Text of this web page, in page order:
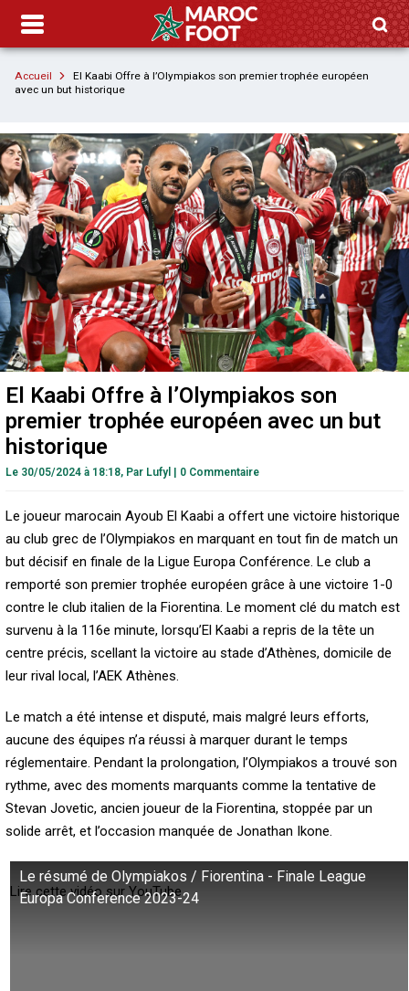
Accueil
El Kaabi Offre à l’Olympiakos son premier trophée européen
avec un but historique
El Kaabi Offre à l’Olympiakos son
premier trophée européen avec un but
historique
Le 30/05/2024 à 18:18, Par Lufyl 0 Commentaire
Le joueur marocain Ayoub El Kaabi a offert une victoire historique
au club grec de l’Olympiakos en marquant en tout fin de match un
but décisif en finale de la Ligue Europa Conférence. Le club a
remporté son premier trophée européen grâce à une victoire 1-0
contre le club italien de la Fiorentina. Le moment clé du match est
survenu à la 116e minute, lorsqu’El Kaabi a repris de la tête un
centre précis, scellant la victoire au stade d’Athènes, domicile de
leur rival local, l’AEK Athènes.
Le match a été intense et disputé, mais malgré leurs efforts,
aucune des équipes n’a réussi à marquer durant le temps
réglementaire. Pendant la prolongation, l’Olympiakos a trouvé son
rythme, avec des moments marquants comme la tentative de
Stevan Jovetic, ancien joueur de la Fiorentina, stoppée par un
solide arrêt, et l’occasion manquée de Jonathan Ikone.
Le résumé de Olympiakos / Fiorentina - Finale League
Europa Conference 2023-24
Lire cette vidéo sur YouTube